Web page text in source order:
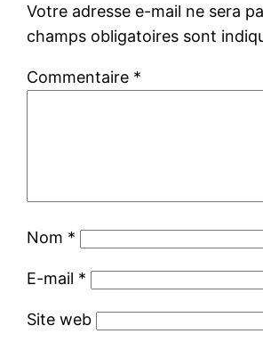
Votre adresse e-mail ne sera
champs obligatoires sont
Commentaire *
Nom *
E-mail *
Site web